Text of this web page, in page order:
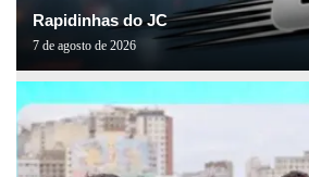
Rapidinhas do JC
7 de agosto de 2026